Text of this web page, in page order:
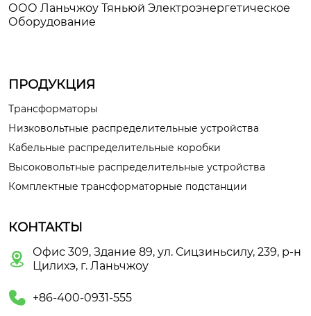
ООО Ланьчжоу Тяньюй Электроэнергетическое
Оборудование
ПРОДУКЦИЯ
Трансформаторы
Низковольтные распределительные устройства
Кабельные распределительные коробки
Высоковольтные распределительные устройства
Комплектные трансформаторные подстанции
КОНТАКТЫ

Офис 309, Здание 89, ул. Сицзиньсилу, 239, р-н
Цилихэ, г. Ланьчжоу
 +86-400-0931-555